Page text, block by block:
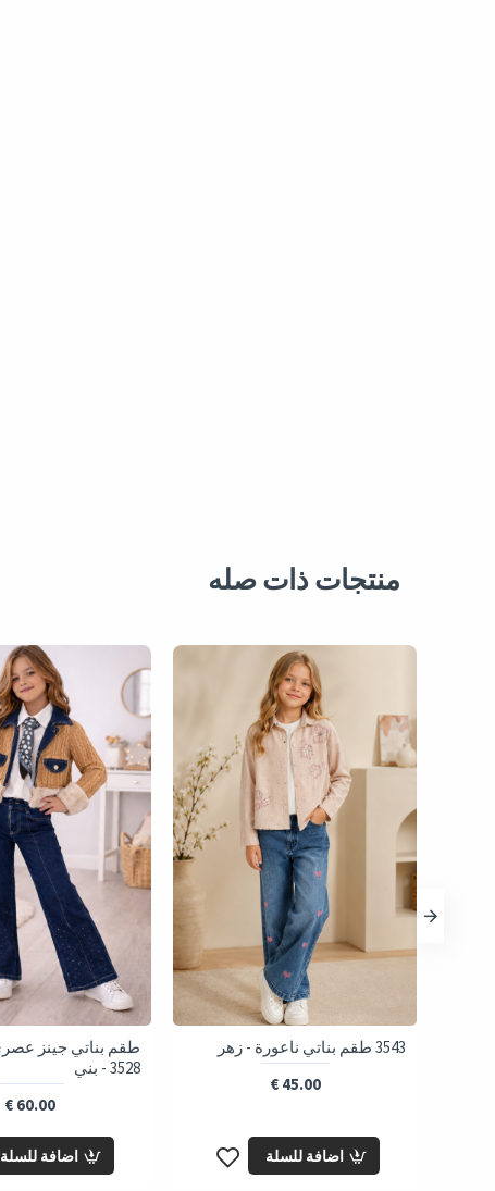
منتجات ذات صله
3543 طقم بناتي ناعورة - زهر
45.00 €
اضافة للسلة
3528 - بني
60.00 €
اضافة للسلة